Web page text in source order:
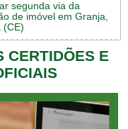
segunda via da
de imóvel em Granja,
(CE)
CERTIDÕES E